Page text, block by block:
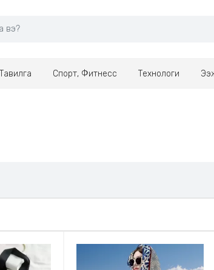
Тавилга Спорт, Фитнесс Технологи